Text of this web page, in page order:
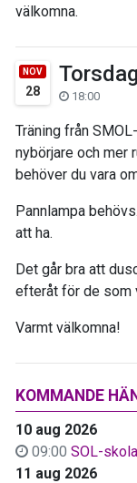
KOMMANDE
10 aug 2026
09:00 SOL-skola
11 aug 2026
välkomna.
NOV
28 18:00
Träning från
nybörjare och mer
behöver du vara
Pannlampa
att ha.
Det går bra att
efteråt för de som
Varmt välkomna!